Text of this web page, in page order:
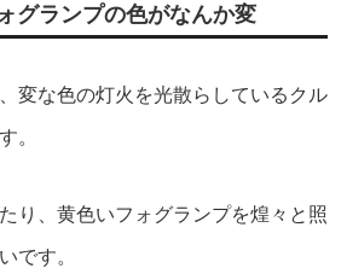
グランプの色がなんか変
変な色の灯火を光散らしているクル
。
り、黄色いフォグランプを煌々と照
です。